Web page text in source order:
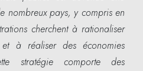
nombreux pays, y compris en
cherchent à rationaliser
et à réaliser des économies
stratégie comporte des